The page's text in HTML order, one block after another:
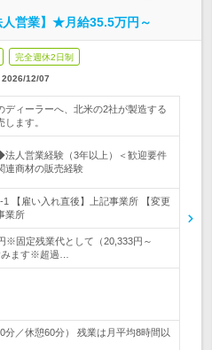
人営業】★月給35.5万円～
完全週休2日制
2026/12/07
ディーラーへ、北米の2社が製造する
ます。
人営業経験（3年以上）＜歓迎要件
連商材の販売経験
【雇い入れ直後】上記事業所 【変更
業所
※固定残業代として（20,333円～
みます※超過…
分／休憩60分） 残業は月平均8時間以